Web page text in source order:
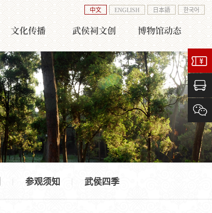
文化传播 武侯祠文创 博物馆动态
中文 ENGLISH 日本語 한국어
参观须知 武侯四季